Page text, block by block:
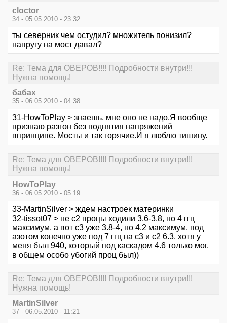
cloctor
34 - 05.05.2010 - 23:32
ты северник чем остудил? множитель понизил?
напругу на мост давал?
Re: Тема для ОВЕРОВ!!!! Подробности внутри!!!
Нужна помощь!
бабах
35 - 06.05.2010 - 04:38
31-HowToPlay > знаешь, мне оно не надо.Я вообще
признаю разгон без поднятия напряжений
впринципе. Мосты и так горячие.И я люблю тишину.
Re: Тема для ОВЕРОВ!!!! Подробности внутри!!!
Нужна помощь!
HowToPlay
36 - 06.05.2010 - 05:19
33-MartinSilver > ждем настроек материнки
32-tissot07 > не с2 процы ходили 3.6-3.8, но 4 ггц
максимум. а вот с3 уже 3.8-4, но 4.2 максимум. под
азотом конечно уже под 7 ггц на с3 и с2 6.3. хотя у
меня был 940, который под каскадом 4.6 только мог.
в общем особо убогий проц был))
Re: Тема для ОВЕРОВ!!!! Подробности внутри!!!
Нужна помощь!
MartinSilver
37 - 06.05.2010 - 11:21